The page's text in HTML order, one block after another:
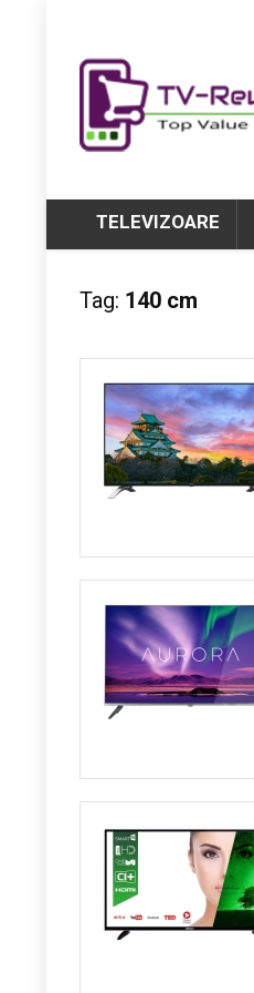
TELEVIZOARE
Tag: 140 cm